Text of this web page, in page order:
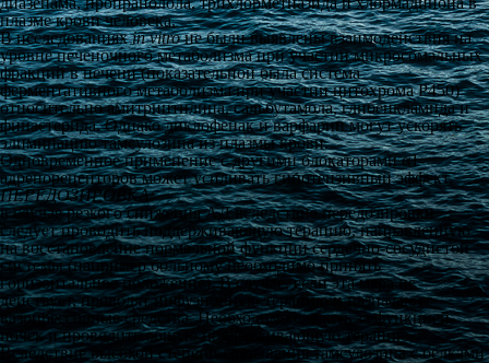
плазме крови человека.
В исследованияхin vitroне были выявлены взаимодействия на
уровне печеночного метаболизма при участии микросомальных
фракций в печени (показательной была система
ферментативного метаболизма при участии цитохрома Р450)
относительно амитриптилина, сальбутамола, глибенкламида и
финастерида. Однако диклофенак и варфарин могут ускорять
элиминацию тамсулозина из плазмы крови.
Одновременное применение с другими блокаторами α1-
адренорецепторов может усиливать гипотензивный эффект.
ПЕРЕДОЗИРОВКА:
в случае резкого снижения АД вследствие передозировки
следует проводить поддерживающую терапию, направленную
на восстановление нормальной функции сердечно-сосудистой
системы (например больному необходимо принять
горизонтальное положение). В случае, если эта мера не
действует, проводят инфузионную терапию и назначают
вазопрессорные средства. Необходимо следить за функцией
почек и проводить общую поддерживающую терапию.
Вследствие высокой степени связывания тамсулозина с белками